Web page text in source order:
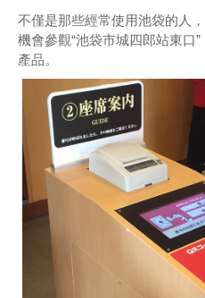
不僅是那些經常使用池袋的人
機會參觀“池袋市城四郎站東口
產品。